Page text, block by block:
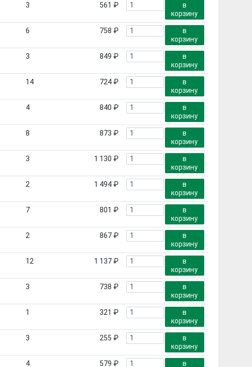
3 561 ₽
в
корзину
6 758 ₽
в
корзину
3 849 ₽
в
корзину
14 724 ₽
в
корзину
4 840 ₽
в
корзину
8 873 ₽
в
корзину
3 1 130 ₽
в
корзину
2 1 494 ₽
в
корзину
7 801 ₽
в
корзину
2 867 ₽
в
корзину
12 1 137 ₽
в
корзину
3 738 ₽
в
корзину
1 321 ₽
в
корзину
3 255 ₽
в
корзину
4 579 ₽ в